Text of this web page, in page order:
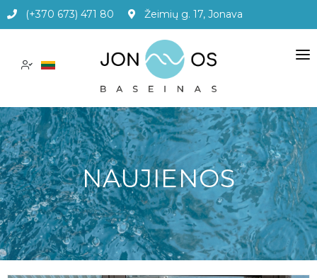
(+370 673) 471 80 Žeimių g. 17, Jonava
KAINOS
APIE MUS
ADMINISTRACINĖ INFORMACIJA
DUK
KONTAKTAI
NAUJIENOS